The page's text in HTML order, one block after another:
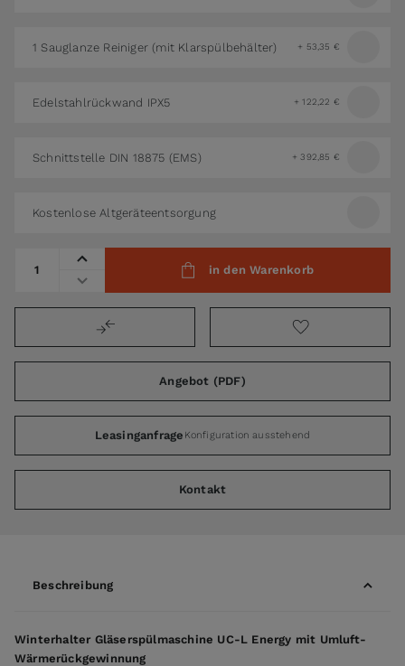
1 Sauglanze Reiniger (mit Klarspülbehälter) + 53,35 €
Edelstahlrückwand IPX5 + 122,22 €
Schnittstelle DIN 18875 (EMS) + 392,85 €
Kostenlose Altgeräteentsorgung
in den Warenkorb
Angebot (PDF)
Leasinganfrage Konfiguration ausstehend
Kontakt
Beschreibung
Winterhalter Gläserspülmaschine UC-L Energy mit Umluft-
Wärmerückgewinnung